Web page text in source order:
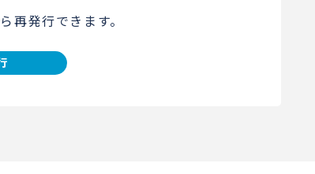
発行できます。